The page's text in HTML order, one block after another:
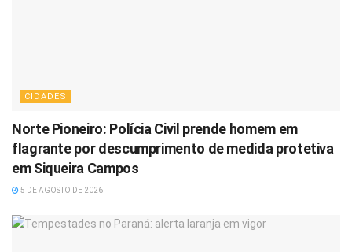
CIDADES
Norte Pioneiro: Polícia Civil prende homem em
flagrante por descumprimento de medida protetiva
em Siqueira Campos
5 DE AGOSTO DE 2026